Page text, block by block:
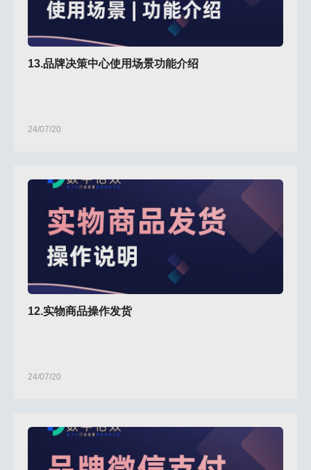
13.品牌决策中心使用场景功能介绍
24/07/20
12.实物商品操作发货
24/07/20